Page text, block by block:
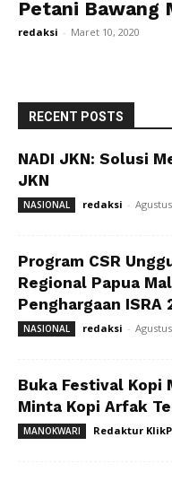
Petani Bawang
redaksi - Maret 10, 2020
RECENT POSTS
NADI JKN: Solusi
JKN
NASIONAL redaksi -
Program CSR
Regional Papua
Penghargaan ISRA
NASIONAL redaksi -
Buka Festival Kopi
Minta Kopi Arfak
MANOKWARI Redaktur